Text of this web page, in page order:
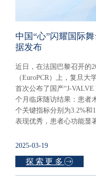
中国“心”闪耀国际
据发布
近日，在法国巴黎召开的
（EuroPCR）上，复旦
首次公布了国产“J-
个月临床随访结果：患者
个关键指标分别为3.2%和
表现优秀，患者心功能显
2025-03-19
探索更多